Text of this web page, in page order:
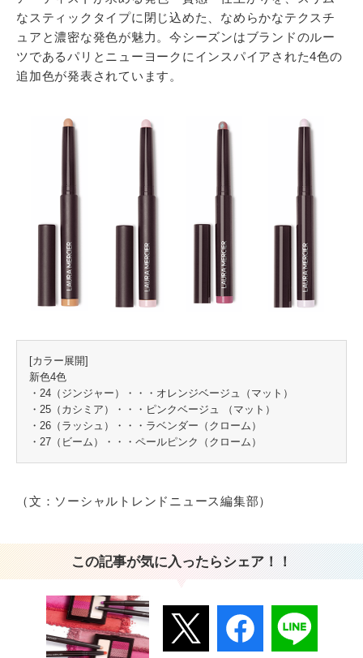
なスティックタイプに閉じ込めた、なめらかなテクスチ
ュアと濃密な発色が魅力。今シーズンはブランドのルー
ツであるパリとニューヨークにインスパイアされた4色の
追加色が発表されています。
[カラー展開]
新色4色
・24（ジンジャー）・・・オレンジベージュ（マット）
・25（カシミア）・・・ピンクベージュ （マット）
・26（ラッシュ）・・・ラベンダー（クローム）
・27（ビーム）・・・ペールピンク（クローム）
（文：ソーシャルトレンドニュース編集部）
この記事が気に入ったらシェア！！